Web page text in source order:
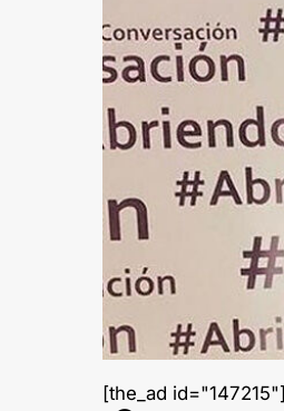
[the_ad id="147215"]